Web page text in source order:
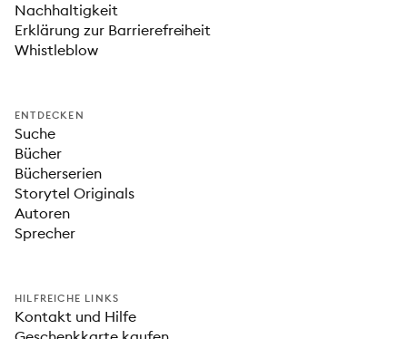
Nachhaltigkeit
Erklärung zur Barrierefreiheit
Whistleblow
ENTDECKEN
Suche
Bücher
Bücherserien
Storytel Originals
Autoren
Sprecher
HILFREICHE LINKS
Kontakt und Hilfe